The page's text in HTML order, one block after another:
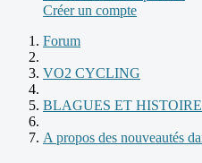
Créer un compte
Forum
VO2 CYCLING
BLAGUES ET
A propos des nouveautés